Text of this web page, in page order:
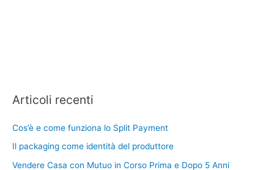
Articoli recenti
Cos’è e come funziona lo Split Payment
Il packaging come identità del produttore
Vendere Casa con Mutuo in Corso Prima e Dopo 5 Anni